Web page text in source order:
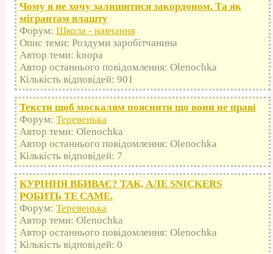
Чому я не хочу залишитися закордоном. Та як
мігрантам влашту
Форум: Школа - навчання
Опис теми: Роздуми заробітчанина
Автор теми: knopa
Автор останнього повідомлення: Olenochka
Кількість відповідей: 901
Тексти щоб москалям пояснити що вони не праві
Форум: Теревенька
Автор теми: Olenochka
Автор останнього повідомлення: Olenochka
Кількість відповідей: 7
КУРІННЯ ВБИВАЄ? ТАК, АЛЕ SNICKERS
РОБИТЬ ТЕ САМЕ.
Форум: Теревенька
Автор теми: Olenochka
Автор останнього повідомлення: Olenochka
Кількість відповідей: 0